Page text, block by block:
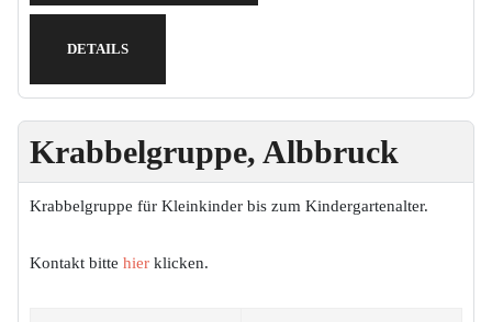
DETAILS
Krabbelgruppe, Albbruck
Krabbelgruppe für Kleinkinder bis zum Kindergartenalter.
Kontakt bitte hier klicken.